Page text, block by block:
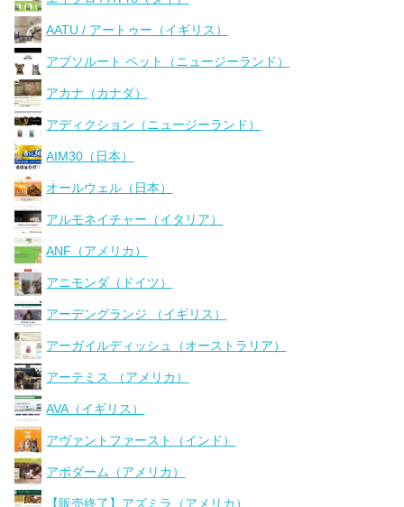
AATU / アートゥー（イギリス）
アブソルート ペット（ニュージーランド）
アカナ（カナダ）
アディクション（ニュージーランド）
AIM30（日本）
オールウェル（日本）
アルモネイチャー（イタリア）
ANF（アメリカ）
アニモンダ（ドイツ）
アーデングランジ （イギリス）
アーガイルディッシュ（オーストラリア）
アーテミス （アメリカ）
AVA（イギリス）
アヴァントファースト（インド）
アボダーム（アメリカ）
【販売終了】アズミラ（アメリカ）